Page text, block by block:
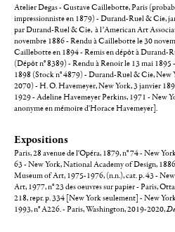
Atelier Degas - Gustave Caillebotte, Paris
impressionniste en 1879) - Durand-Ruel & Cie,
par Durand-Ruel & Cie, à l’American Art
novembre 1886 - Rendu à Caillebotte le 30
Caillebotte en 1894 - Remis en dépôt à Durand-
(Dépôt n° 8389) - Rendu à Renoir le 13 mai
1898 (Stock n° 4879) - Durand-Ruel & Cie, New
2070) - H. O. Havemeyer, New York, 3 janvier
1929 - Adeline Havemeyer Perkins, 1971 - New
anonyme en mémoire d'Horace Havemeyer].
Expositions
Paris, 28 avenue de l'Opéra, 1879, n° 74 - New
63 - New York, National Academy of Design,
Museum of Art, 1975-1976, (n.n.), cat. p. 43 -
Art, 1977, n° 23 des oeuvres sur papier - Paris,
218, repr. p. 334 [New York seulement] - New
1993, n° A226. - Paris, Washington, 2019-2020,